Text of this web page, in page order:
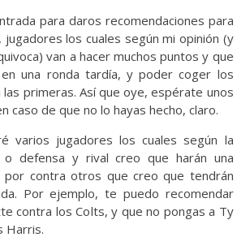
para daros recomendaciones para
los cuales según mi opinión (y
van a hacer muchos puntos y que
una ronda tardía, y poder coger los
primeras. Así que oye, espérate unos
caso de que no lo hayas hecho, claro.
varios jugadores los cuales según la
defensa y rival creo que harán una
por contra otros que creo que tendrán
Por ejemplo, te puedo recomendar
contra los Colts, y que no pongas a Ty
Harris.